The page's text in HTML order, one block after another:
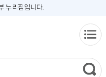
누리집입니다.